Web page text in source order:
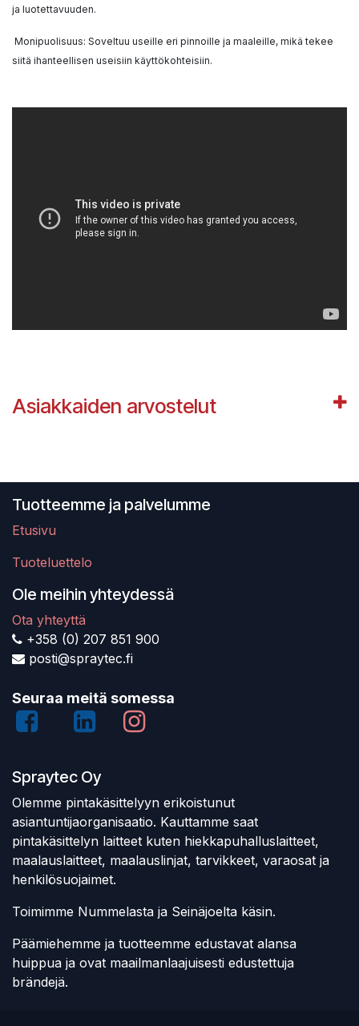
ja luotettavuuden.
Monipuolisuus: Soveltuu useille eri pinnoille ja maaleille, mikä tekee
siitä ihanteellisen useisiin käyttökohteisiin.
Asiakkaiden arvostelut
Tuotteemme ja palvelumme
Etusivu
Tuoteluettelo
Ole meihin yhteydessä
Ota yhteyttä
+358 (0) 207 851 900
posti@spraytec.fi
Seuraa meitä somessa
Spraytec Oy
Olemme pintakäsittelyyn erikoistunut
asiantuntijaorganisaatio. Kauttamme saat
pintakäsittelyn laitteet kuten hiekkapuhalluslaitteet,
maalauslaitteet, maalauslinjat, tarvikkeet, varaosat ja
henkilösuojaimet.
Toimimme Nummelasta ja Seinäjoelta käsin.
Päämiehemme ja tuotteemme edustavat alansa
huippua ja ovat maailmanlaajuisesti edustettuja
brändejä.